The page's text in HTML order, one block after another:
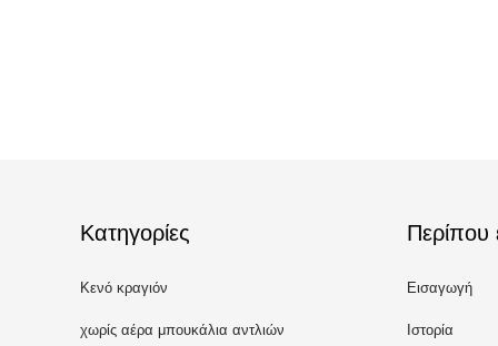
Κατηγορίες
Κενό κραγιόν
χωρίς αέρα μπουκάλια αντλιών
Περίπου
Εισαγωγή
Ιστορία